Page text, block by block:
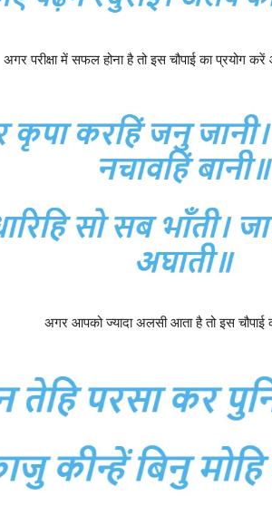
अगर परीक्षा में सफल होना है तो इस चौपाई का प्रयोग
अगर आपको ज्यादा अलसी आता है तो इस चौपाई